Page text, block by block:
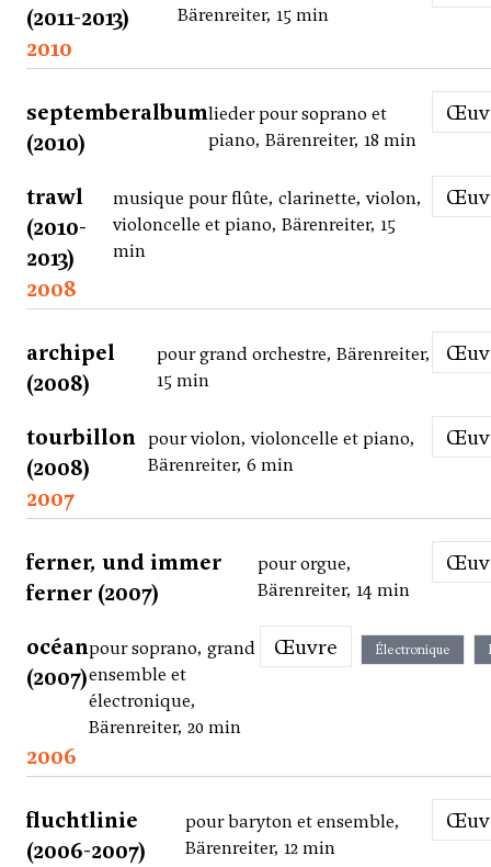
(2011-2013)
Bärenreiter, 15 min
2010
septemberalbum
(2010)
lieder pour soprano et
piano, Bärenreiter, 18 min
trawl
(2010-
2013)
musique pour flûte, clarinette, violon,
violoncelle et piano, Bärenreiter, 15
min
2008
archipel
(2008)
pour grand orchestre, Bärenreiter,
15 min
tourbillon
(2008)
pour violon, violoncelle et piano,
Bärenreiter, 6 min
2007
ferner, und immer
ferner (2007)
pour orgue,
Bärenreiter, 14 min
océan
(2007)
pour soprano, grand
ensemble et
électronique,
Bärenreiter, 20 min
Œuvre Électronique
2006
fluchtlinie
(2006-2007)
pour baryton et ensemble,
Bärenreiter, 12 min